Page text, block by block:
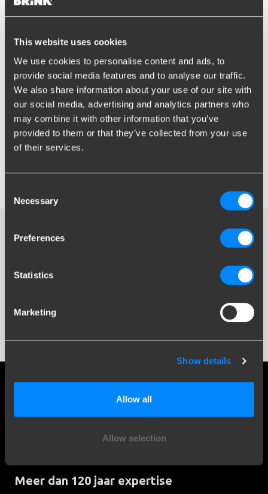
This website uses cookies
We use cookies to personalise content and ads, to
provide social media features and to analyse our traffic.
We also share information about your use of our site with
our social media, advertising and analytics partners who
may combine it with other information that you’ve
provided to them or that they’ve collected from your use
of their services.
Selection
Necessary
Preferences
Statistics
Marketing
Show details
Allow all
Allow selection
match gemaakt worden tussen uw auto, de trekhaak en de
kabelsets die beschikbaar zijn voor uw auto.
Ik weet niet wat voor type
auto ik heb.
Als u er niet zeker van bent wel type auto u hebt dan kunt u de
kentekenpapieren raadplegen. Deze gegevens zijn vaak
kunt u onze klantenservice raadplegen. Wij helpen u graag
Blijf op de hoogte van onze laatste ontwikkelingen
Meer dan 120 jaar expertise